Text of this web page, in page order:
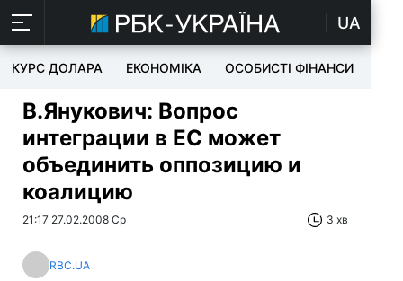
UA
КУРС ДОЛАРА ЕКОНОМІКА ОСОБИСТІ ФІНАНСИ
В.Янукович: Вопрос
интеграции в ЕС может
объединить оппозицию и
коалицию
21:17 27.02.2008 Ср 3 хв
RBC.UA